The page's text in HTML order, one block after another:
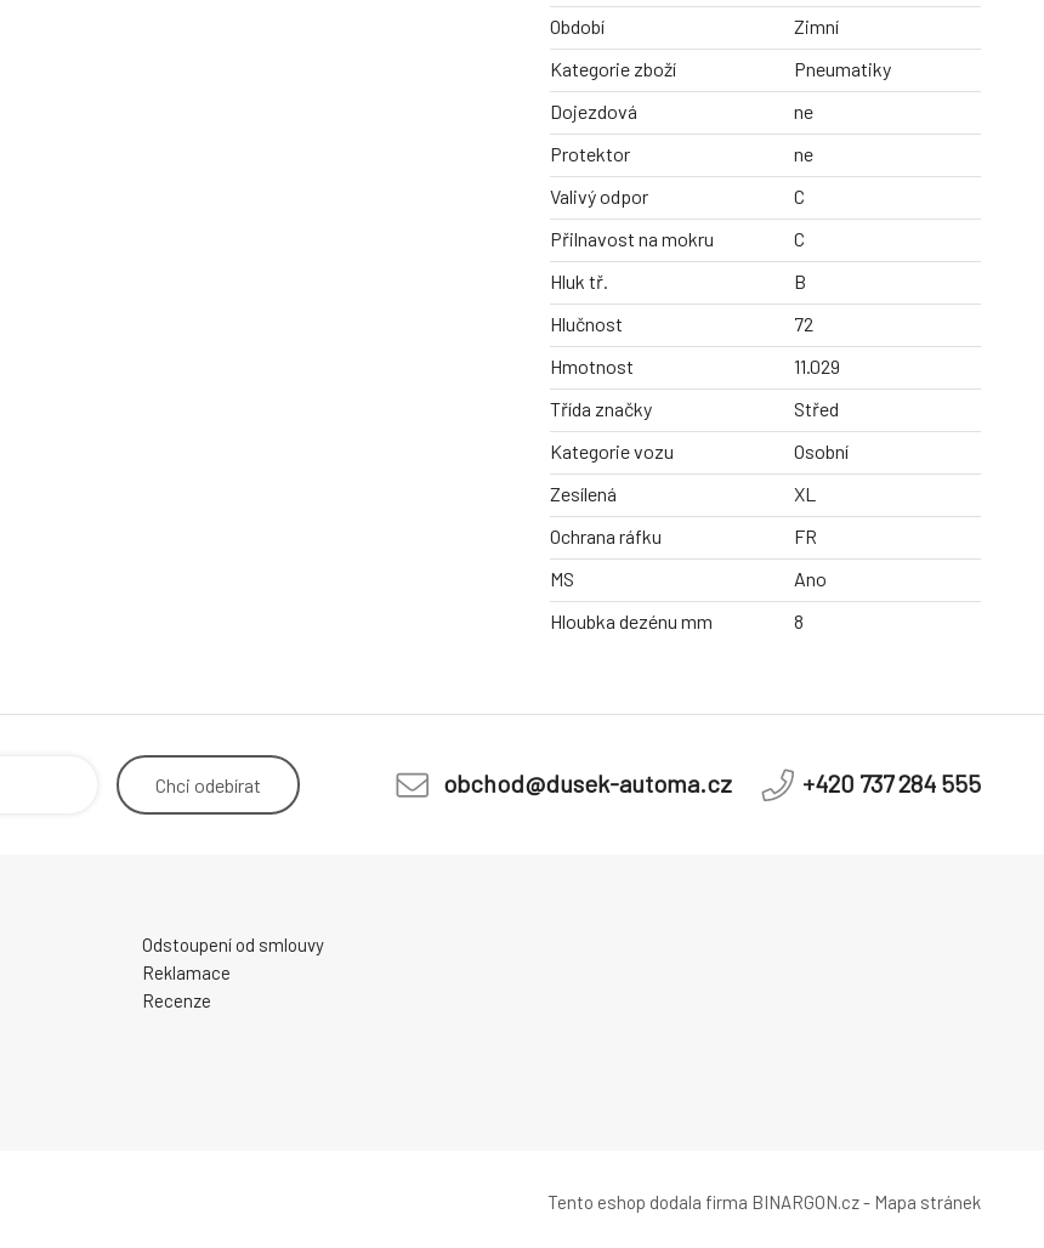
Období
Zimní
Kategorie zboží
Pneumatiky
Dojezdová
ne
Protektor
ne
Valivý odpor
C
Přilnavost na mokru
C
Hluk tř.
B
Hlučnost
72
Hmotnost
11.029
Třída značky
Střed
Kategorie vozu
Osobní
Zesílená
XL
Ochrana ráfku
FR
MS
Ano
Hloubka dezénu mm
8
Chci odebírat obchod@dusek-automa.cz +420 737 284 555
Odstoupení od smlouvy
Reklamace
Recenze
Tento eshop dodala firma BINARGON.cz- Mapa stránek